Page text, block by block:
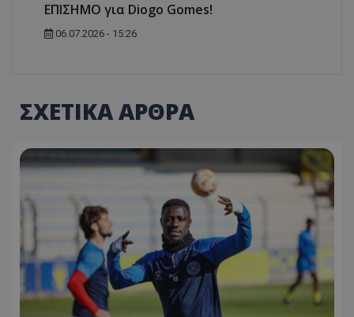
ΕΠΙΣΗΜΟ για Diogo Gomes!
06.07.2026 - 15:26
ΣΧΕΤΙΚΑ ΑΡΘΡΑ